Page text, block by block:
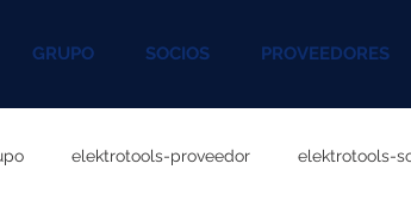
GRUPO SOCIOS PROVEEDORES
elektrotools-proveedor elektrotools-